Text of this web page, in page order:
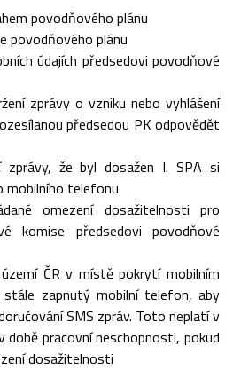
povodňového plánu
povodňového plánu
údajích předsedovi povodňové
zprávy o vzniku nebo vyhlášení
předsedou PK odpovědět
zprávy, že byl dosažen I. SPA si
telefonu
omezení dosažitelnosti pro
komise předsedovi povodňové
ČR v místě pokrytí mobilním
stále zapnutý mobilní telefon, aby
SMS zpráv. Toto neplatí v
době pracovní neschopnosti, pokud
dosažitelnosti